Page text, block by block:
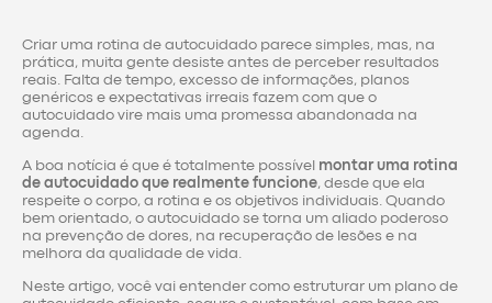
Criar uma rotina de autocuidado parece simples, mas, na
prática, muita gente desiste antes de perceber resultados
reais. Falta de tempo, excesso de informações, planos
genéricos e expectativas irreais fazem com que o
autocuidado vire mais uma promessa abandonada na
agenda.
A boa notícia é que é totalmente possível montar uma rotina
de autocuidado que realmente funcione, desde que ela
respeite o corpo, a rotina e os objetivos individuais. Quando
bem orientado, o autocuidado se torna um aliado poderoso
na prevenção de dores, na recuperação de lesões e na
melhora da qualidade de vida.
Neste artigo, você vai entender como estruturar um plano de